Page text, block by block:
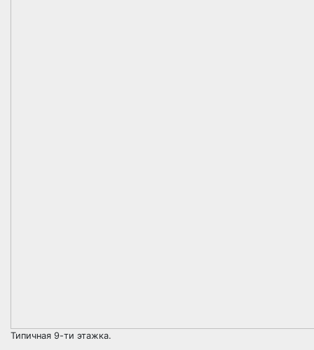
Типичная 9-ти этажка.